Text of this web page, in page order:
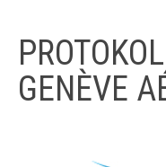
GENÈVE